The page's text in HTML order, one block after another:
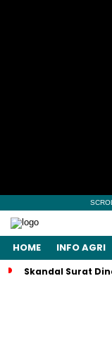
HOME INFO AGRI
Skandal Surat